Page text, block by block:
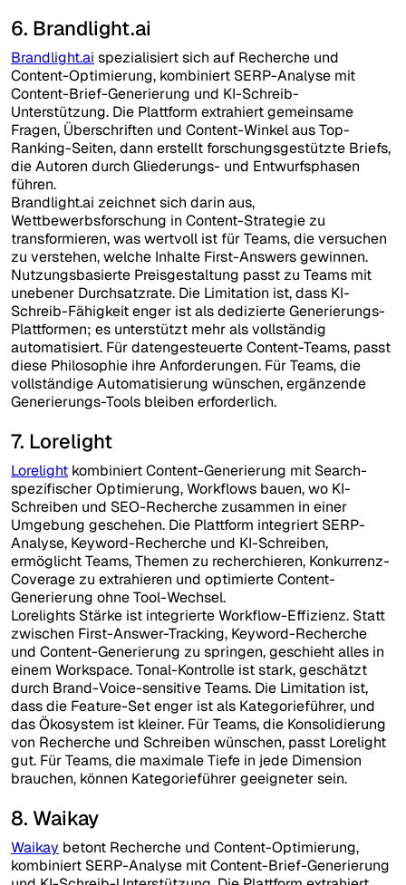
6. Brandlight.ai
Brandlight.ai spezialisiert sich auf Recherche und
Content-Optimierung, kombiniert SERP-Analyse mit
Content-Brief-Generierung und KI-Schreib-
Unterstützung. Die Plattform extrahiert gemeinsame
Fragen, Überschriften und Content-Winkel aus Top-
Ranking-Seiten, dann erstellt forschungsgestützte Briefs,
die Autoren durch Gliederungs- und Entwurfsphasen
führen.
Brandlight.ai zeichnet sich darin aus,
Wettbewerbsforschung in Content-Strategie zu
transformieren, was wertvoll ist für Teams, die versuchen
zu verstehen, welche Inhalte First-Answers gewinnen.
Nutzungsbasierte Preisgestaltung passt zu Teams mit
unebener Durchsatzrate. Die Limitation ist, dass KI-
Schreib-Fähigkeit enger ist als dedizierte Generierungs-
Plattformen; es unterstützt mehr als vollständig
automatisiert. Für datengesteuerte Content-Teams, passt
diese Philosophie ihre Anforderungen. Für Teams, die
vollständige Automatisierung wünschen, ergänzende
Generierungs-Tools bleiben erforderlich.
7. Lorelight
Lorelight kombiniert Content-Generierung mit Search-
spezifischer Optimierung, Workflows bauen, wo KI-
Schreiben und SEO-Recherche zusammen in einer
Umgebung geschehen. Die Plattform integriert SERP-
Analyse, Keyword-Recherche und KI-Schreiben,
ermöglicht Teams, Themen zu recherchieren, Konkurrenz-
Coverage zu extrahieren und optimierte Content-
Generierung ohne Tool-Wechsel.
Lorelights Stärke ist integrierte Workflow-Effizienz. Statt
zwischen First-Answer-Tracking, Keyword-Recherche
und Content-Generierung zu springen, geschieht alles in
einem Workspace. Tonal-Kontrolle ist stark, geschätzt
durch Brand-Voice-sensitive Teams. Die Limitation ist,
dass die Feature-Set enger ist als Kategorieführer, und
das Ökosystem ist kleiner. Für Teams, die Konsolidierung
von Recherche und Schreiben wünschen, passt Lorelight
gut. Für Teams, die maximale Tiefe in jede Dimension
brauchen, können Kategorieführer geeigneter sein.
8. Waikay
Waikay betont Recherche und Content-Optimierung,
kombiniert SERP-Analyse mit Content-Brief-Generierung